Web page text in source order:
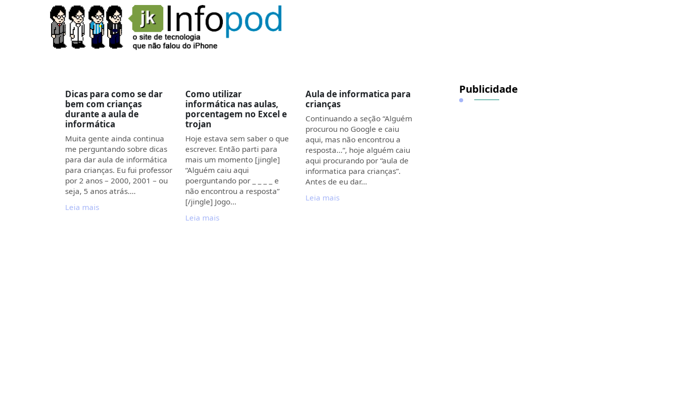
Dicas para como se dar
bem com crianças
durante a aula de
informática
Muita gente ainda continua
me perguntando sobre dicas
para dar aula de informática
para crianças. Eu fui professor
por 2 anos – 2000, 2001 – ou
seja, 5 anos atrás.…
Leia mais
Como utilizar
informática nas aulas,
porcentagem no Excel e
trojan
Hoje estava sem saber o que
escrever. Então parti para
mais um momento [jingle]
“Alguém caiu aqui
poerguntando por _ _ _ _ e
não encontrou a resposta”
[/jingle] Jogo…
Leia mais
Aula de informatica para
crianças
Continuando a seção “Alguém
procurou no Google e caiu
aqui, mas não encontrou a
resposta…“, hoje alguém caiu
aqui procurando por “aula de
informatica para crianças”.
Antes de eu dar…
Leia mais
Publicidade